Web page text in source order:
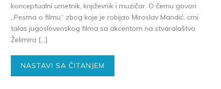
konceptualni umetnik, književnik i muzičar. O čemu govori
„Pesma o filmu“ zbog koje je robijao Miroslav Mandić, crni
talas jugoslovenskog filma sa akcentom na stvaralaštvo
Želimira […]
NASTAVI SA ČITANJEM